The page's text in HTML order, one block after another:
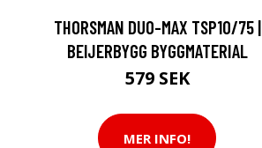
THORSMAN DUO-MAX TSP10/75 |
BEIJERBYGG BYGGMATERIAL
579 SEK
MER INFO!